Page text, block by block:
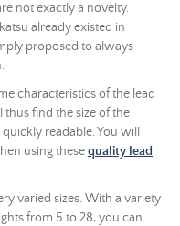
not exactly a novelty.
already existed in
proposed to always
characteristics of the lead
thus find the size of the
readable. You will
using thesequality lead
varied sizes. With a variety
from 5 to 28, you can